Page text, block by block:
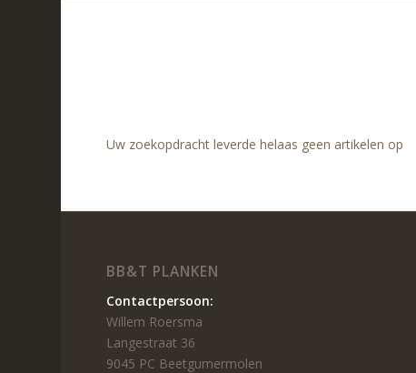
Uw zoekopdracht leverde helaas geen artikelen op
BB&T PLANKEN
Contactpersoon:
Willem Roersma
Langestraat 36
9045 PC Beetgumermolen